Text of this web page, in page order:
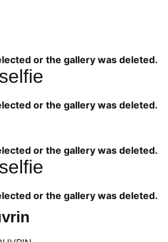
or the gallery was deleted.
or the gallery was deleted.
or the gallery was deleted.
or the gallery was deleted.